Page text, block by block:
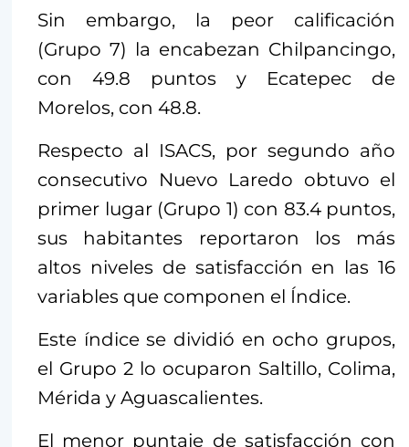
Sin embargo, la peor calificación
(Grupo 7) la encabezan Chilpancingo,
con 49.8 puntos y Ecatepec de
Morelos, con 48.8.
Respecto al ISACS, por segundo año
consecutivo Nuevo Laredo obtuvo el
primer lugar (Grupo 1) con 83.4 puntos,
sus habitantes reportaron los más
altos niveles de satisfacción en las 16
variables que componen el Índice.
Este índice se dividió en ocho grupos,
el Grupo 2 lo ocuparon Saltillo, Colima,
Mérida y Aguascalientes.
El menor puntaje de satisfacción con